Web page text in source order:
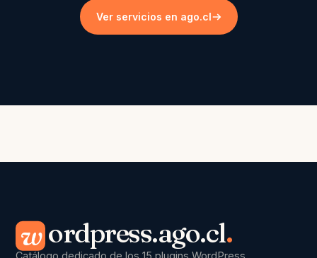
Ver servicios en ago.cl
w ordpress.ago.cl.
Catálogo dedicado de los 15 plugins WordPress